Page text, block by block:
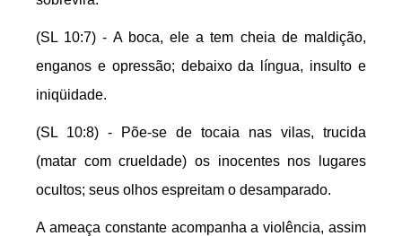
(SL 10:7) - A boca, ele a tem cheia de maldição,
enganos e opressão; debaixo da língua, insulto e
iniqüidade.
(SL 10:8) - Põe-se de tocaia nas vilas, trucida
(matar com crueldade) os inocentes nos lugares
ocultos; seus olhos espreitam o desamparado.
A ameaça constante acompanha a violência, assim